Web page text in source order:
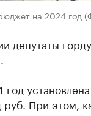
на 2024 год
депутаты
год
При этом,